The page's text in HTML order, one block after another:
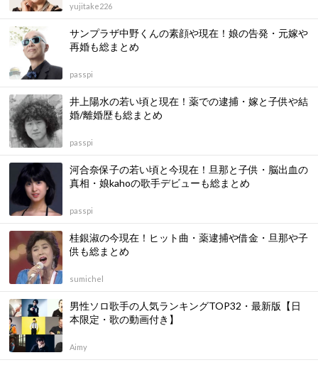
yujitake226
サンプラザ中野くんの素顔や現在！娘の告発・元嫁や
再婚も総まとめ
passpi
井上陽水の若い頃と現在！薬での逮捕・嫁と子供や結
婚/離婚歴も総まとめ
passpi
河合奈保子の若い頃と今現在！旦那と子供・脳出血の
真相・娘kahoの歌手デビューも総まとめ
passpi
桂銀淑の今現在！ヒット曲・薬逮捕や借金・旦那や子
供も総まとめ
sumichel
男性ソロ歌手の人気ランキングTOP32・最新版【日
本限定・歌の動画付き】
Aimy